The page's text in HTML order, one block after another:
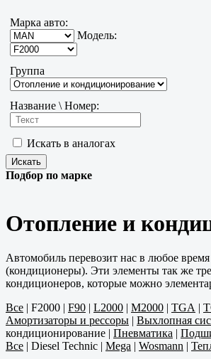
Марка авто:
Модель:
Группа
Название \ Номер:
Искать в аналогах
Подбор по марке
Отопление и
Автомобиль перевозит нас в любое
(кондиционеры). Эти элементы так же
кондиционеров, которые можно
Все | F2000 | F90 | L2000 | M2000 | TGA |
Амортизаторы и рессоры | Выхлопная
кондиционирование | Пневматика |
Все | Diesel Technic | Mega | Wosmann |